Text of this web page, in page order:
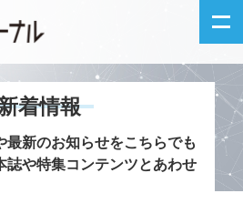
新着情報
着情報
最新のお知らせをこちらでも
誌や特集コンテンツとあわせ